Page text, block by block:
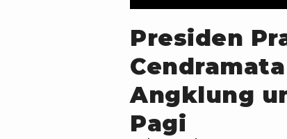
Presiden
Angklung
Pagi